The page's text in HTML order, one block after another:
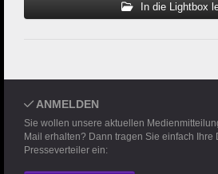
In die Lightbox
ANMELDEN
Sie wollen unsere aktuellen
Mail erhalten? Dann tragen Sie einfach Ihre
Presseverteiler ein: